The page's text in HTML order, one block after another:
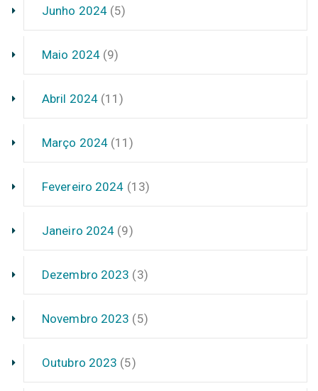
Junho 2024 (5)
Maio 2024(9)
Abril 2024 (11)
Março 2024 (11)
Fevereiro 2024 (13)
Janeiro 2024 (9)
Dezembro 2023 (3)
Novembro 2023 (5)
Outubro 2023 (5)